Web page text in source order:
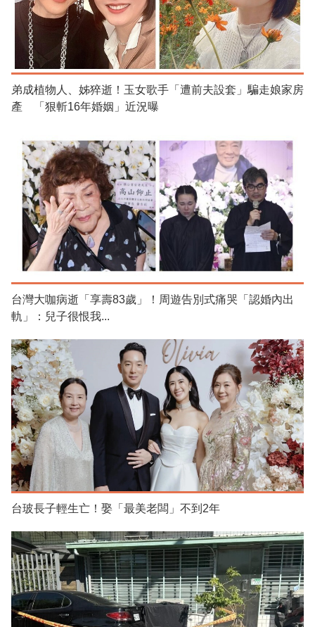
弟成植物人、姊猝逝！玉女歌手「遭前夫設套」騙走娘家房
產 「狠斬16年婚姻」近況曝
台灣大咖病逝「享壽83歲」！周遊告別式痛哭「認婚內出
軌」：兒子很恨我...
台玻長子輕生亡！娶「最美老闆」不到2年